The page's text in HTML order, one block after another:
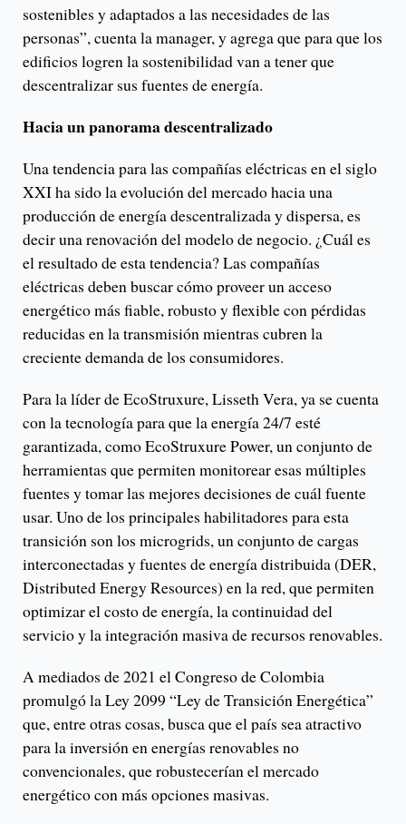
sostenibles y adaptados a las necesidades de las
personas”, cuenta la manager, y agrega que para que los
edificios logren la sostenibilidad van a tener que
descentralizar sus fuentes de energía.
Hacia un panorama descentralizado
Una tendencia para las compañías eléctricas en el siglo
XXI ha sido la evolución del mercado hacia una
producción de energía descentralizada y dispersa, es
decir una renovación del modelo de negocio. ¿Cuál es
el resultado de esta tendencia? Las compañías
eléctricas deben buscar cómo proveer un acceso
energético más fiable, robusto y flexible con pérdidas
reducidas en la transmisión mientras cubren la
creciente demanda de los consumidores.
Para la líder de EcoStruxure, Lisseth Vera, ya se cuenta
con la tecnología para que la energía 24/7 esté
garantizada, como EcoStruxure Power, un conjunto de
herramientas que permiten monitorear esas múltiples
fuentes y tomar las mejores decisiones de cuál fuente
usar. Uno de los principales habilitadores para esta
transición son los microgrids, un conjunto de cargas
interconectadas y fuentes de energía distribuida (DER,
Distributed Energy Resources) en la red, que permiten
optimizar el costo de energía, la continuidad del
servicio y la integración masiva de recursos renovables.
A mediados de 2021 el Congreso de Colombia
promulgó la Ley 2099 “Ley de Transición Energética”
que, entre otras cosas, busca que el país sea atractivo
para la inversión en energías renovables no
convencionales, que robustecerían el mercado
energético con más opciones masivas.